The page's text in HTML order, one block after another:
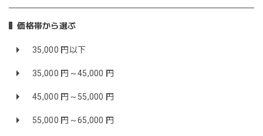
価格帯から選ぶ
35,000 円以下
35,000 円～45,000 円
45,000 円～55,000 円
55,000 円～65,000 円